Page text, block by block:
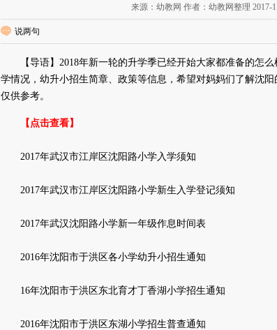
来源：幼教网 作者：幼教网整理 2017-
说两句
【导语】2018年新一轮的升学季已经开始大家都准备的怎么
学情况，幼升小招生简章、政策等信息，希望对妈妈们了解沈
仅供参考。
【点击查看】
2017年武汉市江岸区沈阳路小学入学须知
2017年武汉市江岸区沈阳路小学新生入学登记须知
2017年武汉沈阳路小学新一年级作息时间表
2016年沈阳市于洪区各小学幼升小招生通知
16年沈阳市于洪区东北育才丁香湖小学招生通知
2016年沈阳市于洪区东湖小学招生普查通知